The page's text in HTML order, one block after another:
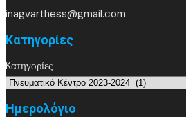
inagvarthess@gmail.com
Kατηγορίες
Kατηγορίες
Ημερολόγιο